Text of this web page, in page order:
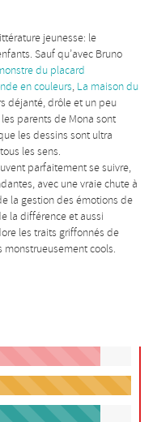
jeunesse: le
Sauf qu’avec Bruno
du placard
en couleurs, La maison du
déjanté, drôle et un peu
parents de Mona sont
les dessins sont ultra
les sens.
parfaitement se suivre,
avec une vraie chute à
la gestion des émotions de
la différence et aussi
les traits griffonnés de
monstrueusement cools.